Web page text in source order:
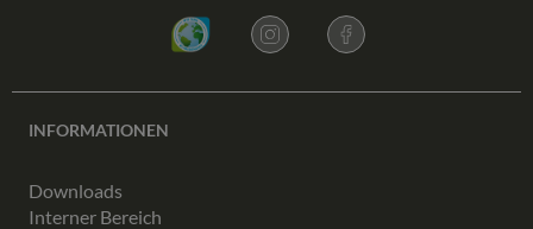
INFORMATIONEN
Downloads
Interner Bereich